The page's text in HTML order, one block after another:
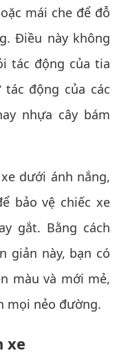
mái che để đỗ
Điều này không
tác động của tia
động của các
nhựa cây bám
dưới ánh nắng,
bảo vệ chiếc xe
gắt. Bằng cách
giản này, bạn có
màu và mới mẻ,
mọi nẻo đường.
xe